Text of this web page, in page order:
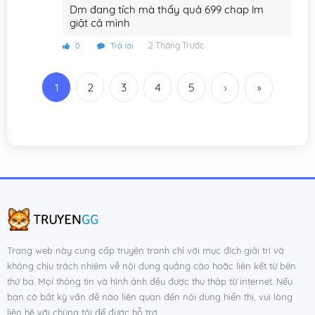
Chương 264 28/05/2025
Chương 263
Chương 261 07/05/2025
Chương 256
Chương 255 26/03/2025
Chương 254 19/03/2025
Chương 253
Dm đang tích mà thấy quả 699 chap lm
giật cả mình
0 Trả lời 2 Tháng Trước
1 2 3 4 5 › »
Trang web này cung cấp truyện tranh chỉ với mục đích giải trí và
không chịu trách nhiệm về nội dung quảng cáo hoặc liên kết từ bên
thứ ba. Mọi thông tin và hình ảnh đều được thu thập từ internet. Nếu
bạn có bất kỳ vấn đề nào liên quan đến nội dung hiển thị, vui lòng
liên hệ với chúng tôi để được hỗ trợ.